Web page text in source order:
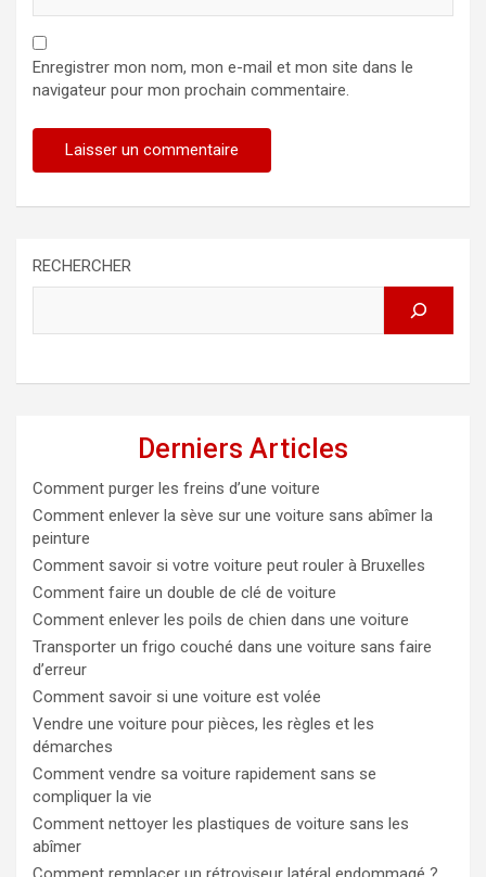
Enregistrer mon nom, mon e-mail et mon site dans le
navigateur pour mon prochain commentaire.
RECHERCHER
Derniers Articles
Comment purger les freins d’une voiture
Comment enlever la sève sur une voiture sans abîmer la
peinture
Comment savoir si votre voiture peut rouler à Bruxelles
Comment faire un double de clé de voiture
Comment enlever les poils de chien dans une voiture
Transporter un frigo couché dans une voiture sans faire
d’erreur
Comment savoir si une voiture est volée
Vendre une voiture pour pièces, les règles et les
démarches
Comment vendre sa voiture rapidement sans se
compliquer la vie
Comment nettoyer les plastiques de voiture sans les
abîmer